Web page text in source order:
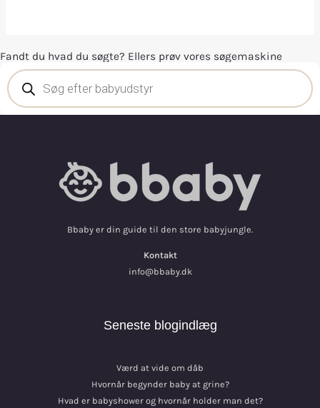
Fandt du hvad du søgte? Ellers prøv vores søgemaskine
Bbaby er din guide til den store babyjungle.
Kontakt
info@bbaby.dk
Seneste blogindlæg
Værd at vide om dåb
Hvornår begynder baby at grine?
Hvad er babyshower og hvornår holder man det?